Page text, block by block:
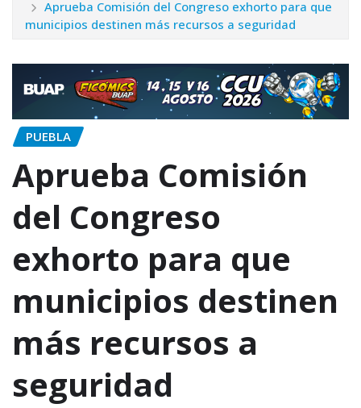
Aprueba Comisión del Congreso exhorto para que
municipios destinen más recursos a seguridad
PUEBLA
Aprueba Comisión
del Congreso
exhorto para que
municipios destinen
más recursos a
seguridad